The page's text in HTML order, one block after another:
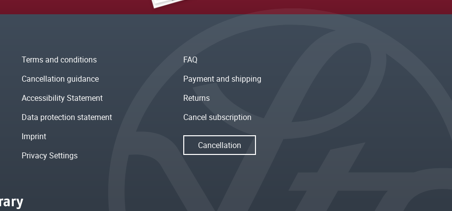
Terms and conditions
Cancellation guidance
Accessibility Statement
Data protection statement
Imprint
Privacy Settings
FAQ
Payment and shipping
Returns
Cancel subscription
Cancellation